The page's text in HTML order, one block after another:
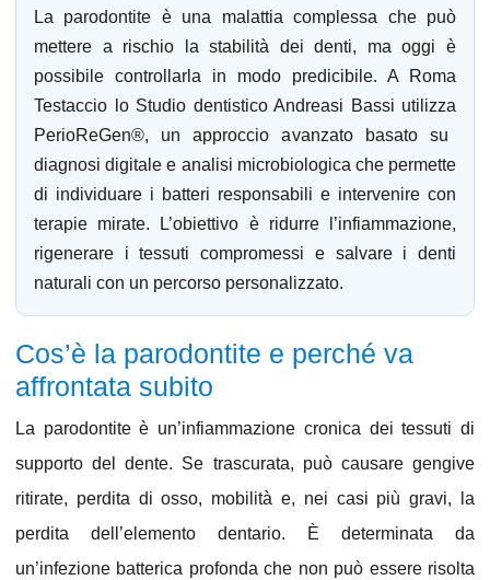
La parodontite è una malattia complessa che può
mettere a rischio la stabilità dei denti, ma oggi è
possibile controllarla in modo predicibile. A
Roma
Testaccio lo Studio dentistico Andreasi Bassi utilizza
PerioReGen®, un approccio avanzato basato su
diagnosi digitale e analisi microbiologica che permette
di individuare i batteri responsabili e intervenire con
terapie mirate. L’obiettivo è ridurre l’infiammazione,
rigenerare i tessuti compromessi e salvare i denti
naturali con un percorso personalizzato.
Cos’è la parodontite e perché va
affrontata subito
La parodontiteè un’infiammazione cronica dei tessuti di
supporto del dente. Se trascurata, può causare gengive
ritirate, perdita di osso, mobilità e, nei casi più gravi, la
perdita dell’elemento dentario. È determinata da
un’infezione batterica profonda che non può essere risolta